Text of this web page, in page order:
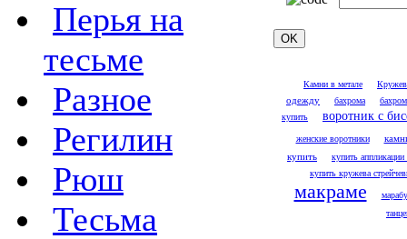
Перья на
тесьме
Разное
Регилин
Рюш
Тесьма
Камни в метале
одежду бахрома
купить
воротник с
женские воротники
купить
купить
купить кружева
макраме
марабу